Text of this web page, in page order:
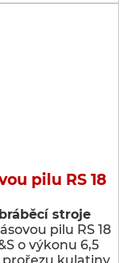
pilu RS 18
stroje
pilu RS 18
o výkonu 6,5